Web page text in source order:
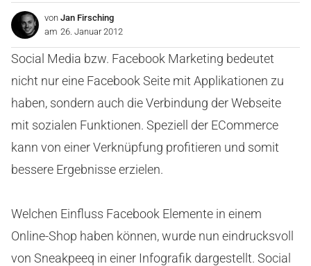
von Jan Firsching
am 26. Januar 2012
Social Media bzw. Facebook Marketing bedeutet
nicht nur eine Facebook Seite mit Applikationen zu
haben, sondern auch die Verbindung der Webseite
mit sozialen Funktionen. Speziell der ECommerce
kann von einer Verknüpfung profitieren und somit
bessere Ergebnisse erzielen.
Welchen Einfluss Facebook Elemente in einem
Online-Shop haben können, wurde nun eindrucksvoll
von Sneakpeeq in einer Infografik dargestellt. Social